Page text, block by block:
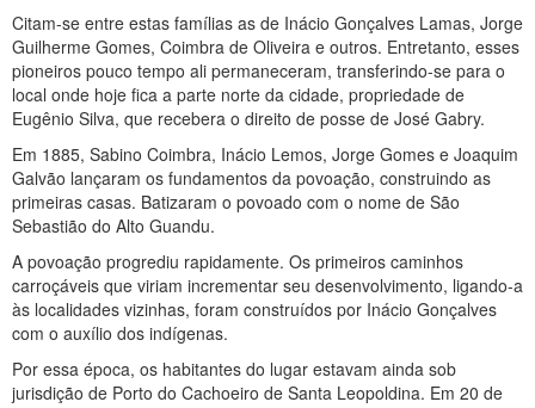
Citam-se entre estas famílias as de Inácio Gonçalves Lamas, Jorge
Guilherme Gomes, Coimbra de Oliveira e outros. Entretanto, esses
pioneiros pouco tempo ali permaneceram, transferindo-se para o
local onde hoje fica a parte norte da cidade, propriedade de
Eugênio Silva, que recebera o direito de posse de José Gabry.
Em 1885, Sabino Coimbra, Inácio Lemos, Jorge Gomes e Joaquim
Galvão lançaram os fundamentos da povoação, construindo as
primeiras casas. Batizaram o povoado com o nome de São
Sebastião do Alto Guandu.
A povoação progrediu rapidamente. Os primeiros caminhos
carroçáveis que viriam incrementar seu desenvolvimento, ligando-a
às localidades vizinhas, foram construídos por Inácio Gonçalves
com o auxílio dos indígenas.
Por essa época, os habitantes do lugar estavam ainda sob
jurisdição de Porto do Cachoeiro de Santa Leopoldina. Em 20 de